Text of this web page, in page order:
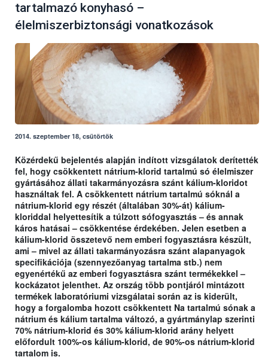
tartalmazó konyhasó –
élelmiszerbiztonsági vonatkozások
2014. szeptember 18, csütörtök
Közérdekű bejelentés alapján indított vizsgálatok derítették
fel, hogy csökkentett nátrium-klorid tartalmú só élelmiszer
gyártásához állati takarmányozásra szánt kálium-kloridot
használtak fel. A csökkentett nátrium tartalmú sóknál a
nátrium-klorid egy részét (általában 30%-át) kálium-
kloriddal helyettesítik a túlzott sófogyasztás – és annak
káros hatásai – csökkentése érdekében. Jelen esetben a
kálium-klorid összetevő nem emberi fogyasztásra készült,
ami – mivel az állati takarmányozásra szánt alapanyagok
specifikációja (szennyezőanyag tartalma stb.) nem
egyenértékű az emberi fogyasztásra szánt termékekkel –
kockázatot jelenthet. Az ország több pontjáról mintázott
termékek laboratóriumi vizsgálatai során az is kiderült,
hogy a forgalomba hozott csökkentett Na tartalmú sónak a
nátrium és kálium tartalma változó, a gyártmánylap szerinti
70% nátrium-klorid és 30% kálium-klorid arány helyett
előfordult 100%-os kálium-klorid, de 90%-os nátrium-klorid
tartalom is.